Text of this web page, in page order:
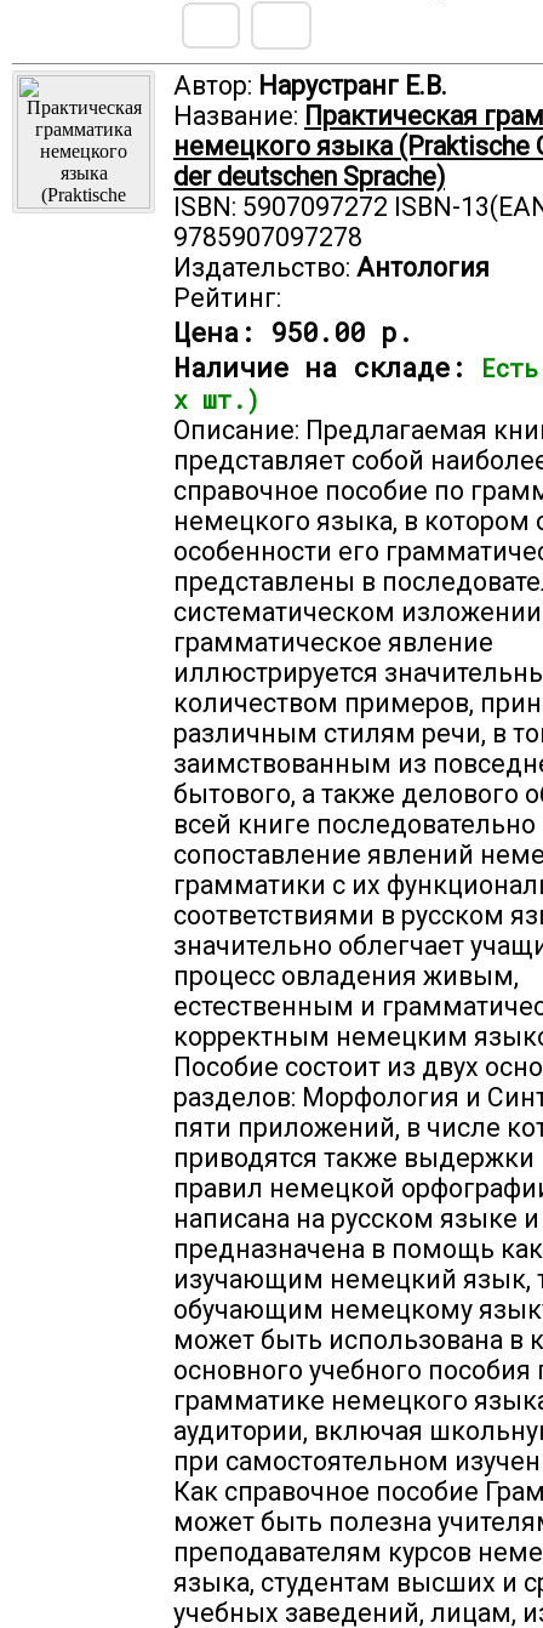
Автор: Нарустранг Е.В.
Название: Практическая
немецкого языка (Praktische
der deutschen Sprache)
ISBN: 5907097272 ISBN-
9785907097278
Издательство: Антология
Рейтинг:
Цена: 950.00 р.
Наличие на складе:
х шт.)
Описание: Предлагаемая
представляет собой
справочное пособие по
немецкого языка, в котором
особенности его
представлены в
систематическом
грамматическое явление
иллюстрируется
количеством примеров,
различным стилям речи, в
заимствованным из
бытового, а также делового
всей книге
сопоставление явлений
грамматики с их
соответствиями в русском
значительно облегчает
процесс овладения живым,
естественным и
корректным немецким
Пособие состоит из двух
разделов: Морфология и
пяти приложений, в числе
приводятся также
правил немецкой
написана на русском языке и
предназначена в помощь как
изучающим немецкий язык,
обучающим немецкому
может быть использована в
основного учебного пособия
грамматике немецкого
аудитории, включая
при самостоятельном
Как справочное пособие
может быть полезна
преподавателям курсов
языка, студентам высших и
учебных заведений, лицам,